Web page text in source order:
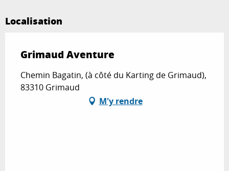
Localisation
Grimaud Aventure
Chemin Bagatin, (à côté du Karting de Grimaud),
83310 Grimaud
M'y rendre